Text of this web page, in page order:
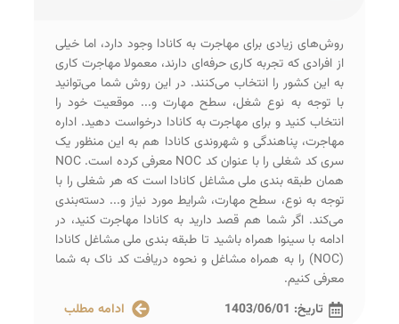
روش‌های زیادی برای مهاجرت به کانادا وجود دارد، اما خیلی
از افرادی که تجربه کاری حرفه‌ای دارند، معمولا مهاجرت کاری
به این کشور را انتخاب می‌کنند. در این روش شما می‌توانید
با توجه به نوع شغل، سطح مهارت و... موقعیت خود را
انتخاب کنید و برای مهاجرت به کانادا درخواست دهید. اداره
مهاجرت، پناهندگی و شهروندی کانادا هم به این منظور یک
سری کد شغلی را با عنوان کد NOC معرفی کرده است. NOC
همان طبقه ‌بندی ملی مشاغل کانادا است که هر شغلی را با
توجه به نوع، سطح مهارت، شرایط مورد نیاز و... دسته‌بندی
می‌کند. اگر شما هم قصد دارید به کانادا مهاجرت کنید، در
ادامه با سینوا همراه باشید تا طبقه ‌بندی ملی مشاغل کانادا
(NOC) را به همراه مشاغل و نحوه دریافت کد ناک به شما
معرفی کنیم.
تاریخ: 1403/06/01 ادامه مطلب